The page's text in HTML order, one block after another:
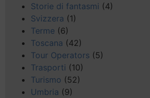
Storie di fantasmi (4)
Svizzera (1)
Terme (6)
Toscana (42)
Tour Operators (5)
Trasporti (10)
Turismo (52)
Umbria (9)